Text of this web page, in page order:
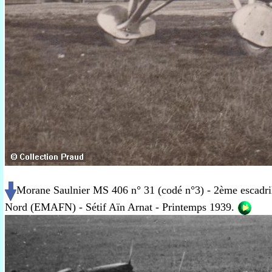
Morane Saulnier MS 406 n° 31 (codé n°3) - 2ème
Nord (EMAFN) - Sétif Aïn Arnat - Printemps 1939.